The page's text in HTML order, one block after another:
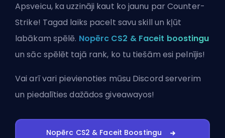
Apsveicu, ka uzzināji kaut ko jaunu par Counter-
Strike! Tagad laiks pacelt savu skill un kļūt
labākam spēlē. Nopērc CS2 & Faceit boostingu
un sāc spēlēt tajā rank, ko tu tiešām esi pelnījis!
Vai arī vari pievienoties mūsu Discord serverim
un piedalīties dažādos giveawayos!
Nopērc CS2 & Faceit Boostingu